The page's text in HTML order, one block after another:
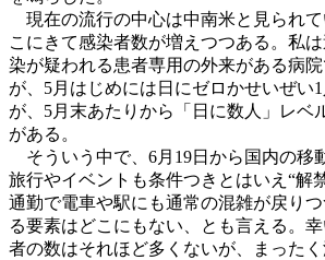
現在の流行の中心は中南米と見られて
こにきて感染者数が増えつつある。私
染が疑われる患者専用の外来がある病
が、5月はじめには日にゼロかせいぜい
が、5月末あたりから「日に数人」レベ
がある。
そういう中で、6月19日から国内の移
旅行やイベントも条件つきとはいえ“解
通勤で電車や駅にも通常の混雑が戻り
る要素はどこにもない、とも言える。
者の数はそれほど多くないが、まった